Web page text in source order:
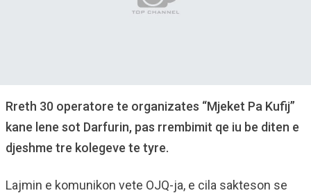
Rreth 30 operatore te organizates “Mjeket Pa Kufij”
kane lene sot Darfurin, pas rrembimit qe iu be diten e
djeshme tre kolegeve te tyre.
Lajmin e komunikon vete OJQ-ja, e cila sakteson se